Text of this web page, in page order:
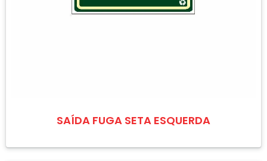
SAÍDA FUGA SETA ESQUERDA